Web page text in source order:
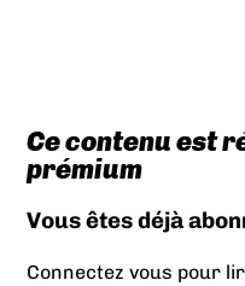
Ce contenu est
prémium
Vous êtes déjà
Connectez vous pour